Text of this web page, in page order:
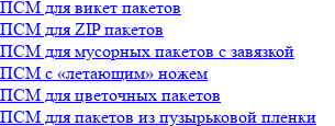
ПСМ для викет пакетов
ПСМ для ZIP пакетов
ПСМ для мусорных пакетов с завязкой
ПСМ с «летающим» ножем
ПСМ для цветочных пакетов
ПСМ для пакетов из пузырьковой пленки